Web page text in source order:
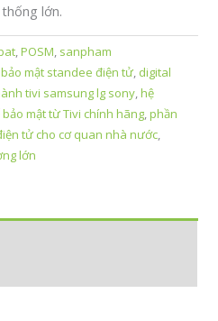
lớn.
,POSM, sanpham
bảo mật standee điện tử, digital
tivi samsung lg sony,hệ
bảo mật từ Tivi chính hãng,phần
tử cho cơ quan nhà nước,
lớn